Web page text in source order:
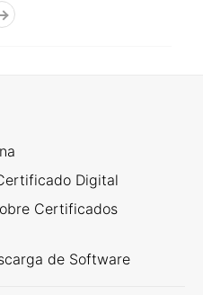
Digital
Certificados
de Software